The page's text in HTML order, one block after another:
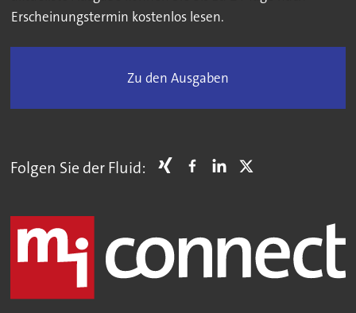
Erscheinungstermin kostenlos lesen.
Zu den Ausgaben
Folgen Sie der Fluid: